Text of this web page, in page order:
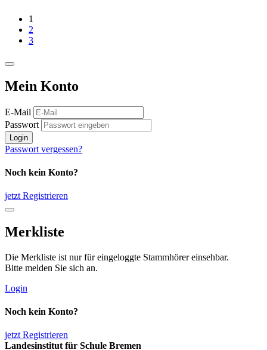
1
2
3
Mein Konto
E-Mail
Passwort
Login
Passwort vergessen?
Noch kein Konto?
jetzt Registrieren
Merkliste
Die Merkliste ist nur für eingeloggte Stammhörer einsehbar.
Bitte melden Sie sich an.
Login
Noch kein Konto?
jetzt Registrieren
Landesinstitut für Schule Bremen